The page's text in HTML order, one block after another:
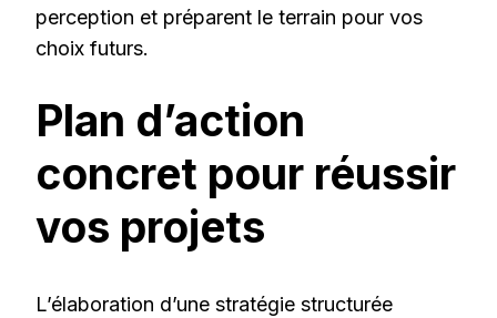
perception et préparent le terrain pour vos
choix futurs.
Plan d’action
concret pour réussir
vos projets
L’élaboration d’une stratégie structurée